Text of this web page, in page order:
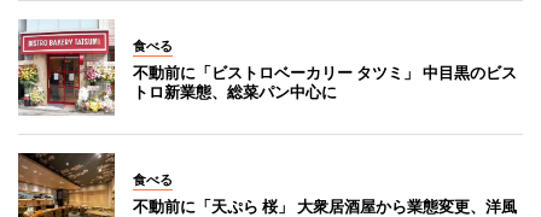
食べる
不動前に「ビストロベーカリー タツミ」 中目黒のビス
トロ新業態、総菜パン中心に
食べる
不動前に「天ぷら 桜」 大衆居酒屋から業態変更、洋風